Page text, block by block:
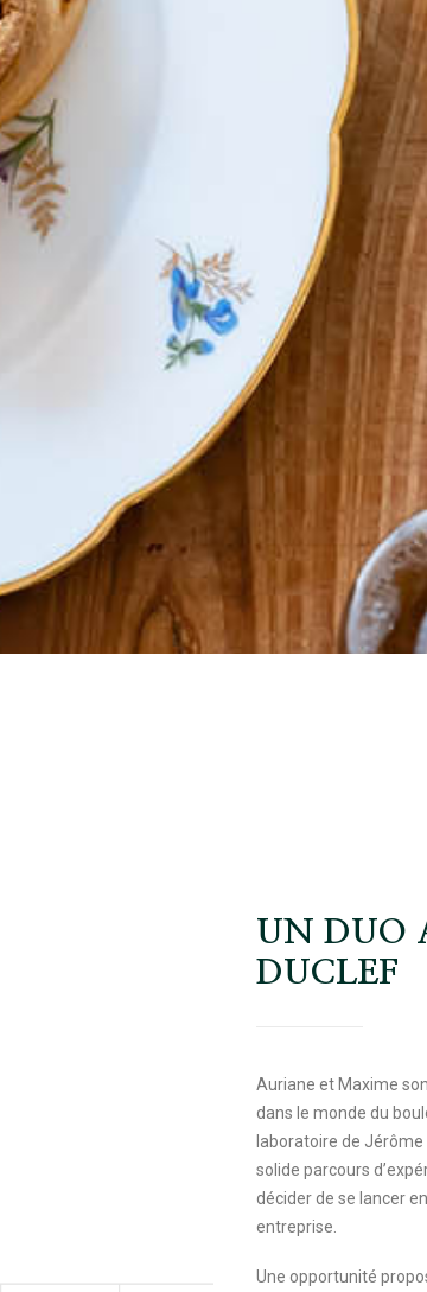
UN DUO
DUCLEF
Auriane et Maxime
dans le monde du
laboratoire de
solide parcours
décider de se lancer
entreprise.
Une opportunité